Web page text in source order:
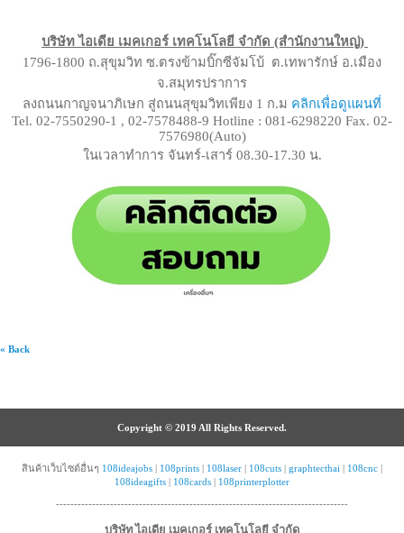
บริษัท ไอเดีย เมคเกอร์ เทคโนโลยี จำกัด (สำนักงานใหญ่)
1796-1800 ถ.สุขุมวิท ซ.ตรงข้ามบิ๊กซีจัมโบ้ ต.เทพารักษ์ อ.เมือง
จ.สมุทรปราการ
ลงถนนกาญจนาภิเษก สู่ถนนสุขุมวิทเพียง 1 ก.ม คลิกเพื่อดูแผนที่
Tel. 02-7550290-1 , 02-7578488-9 Hotline : 081-6298220 Fax. 02-
7576980(Auto)
ในเวลาทำการ จันทร์-เสาร์ 08.30-17.30 น.
« Back
Copyright © 2019 All Rights Reserved.
สินค้าเว็บไซต์อื่นๆ 108ideajobs | 108prints | 108laser | 108cuts | graphtecthai | 108cnc |
108ideagifts | 108cards | 108printerplotter
---------------------------------------------------------------------------------
บริษัท ไอเดีย เมคเกอร์ เทคโนโลยี จำกัด